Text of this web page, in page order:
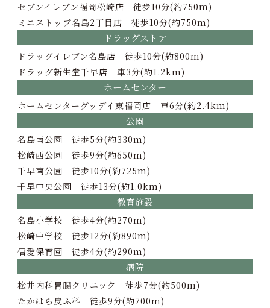
セブンイレブン福岡松崎店 徒歩10分(約750m)
ミニストップ名島2丁目店 徒歩10分(約750m)
ドラッグストア
ドラッグイレブン名島店 徒歩10分(約800m)
ドラッグ新生堂千早店 車3分(約1.2km)
ホームセンター
ホームセンターグッデイ東福岡店 車6分(約2.4km)
公園
名島南公園 徒歩5分(約330m)
松崎西公園 徒歩9分(約650m)
千早南公園 徒歩10分(約725m)
千早中央公園 徒歩13分(約1.0km)
教育施設
名島小学校 徒歩4分(約270m)
松崎中学校 徒歩12分(約890m)
信愛保育園 徒歩4分(約290m)
病院
松井内科胃腸クリニック 徒歩7分(約500m)
たかはら皮ふ科 徒歩9分(約700m)